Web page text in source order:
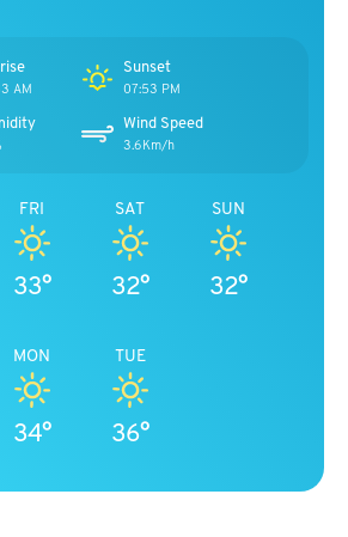
AM
Sunset
07:53 PM
Wind Speed
3.6Km/h
FRI
33°
SAT
32°
SUN
32°
MON
34°
TUE
36°